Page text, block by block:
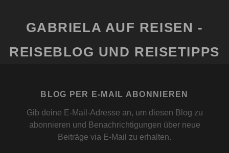
GABRIELA AUF REISEN -
REISEBLOG UND REISETIPPS
BLOG PER E-MAIL ABONNIEREN
Gib deine E-Mail-Adresse an, um diesen Blog zu
abonnieren und Benachrichtigungen über neue
Beiträge via E-Mail zu erhalten.